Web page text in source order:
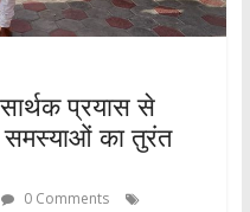
प्रयास से
समस्याओं का तुरंत
0 Comments